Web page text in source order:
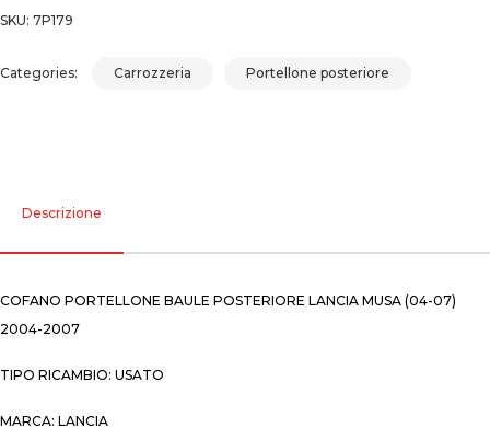
SKU: 7P179
Categories: Carrozzeria Portellone posteriore
Descrizione
COFANO PORTELLONE BAULE POSTERIORE LANCIA MUSA (04-07)
2004-2007
TIPO RICAMBIO: USATO
MARCA: LANCIA